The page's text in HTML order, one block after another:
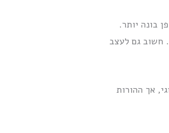
בונה יותר.
חשוב גם לעצב
אך ההורות